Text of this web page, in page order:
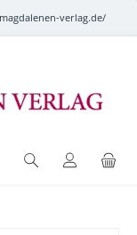
verlag.de/